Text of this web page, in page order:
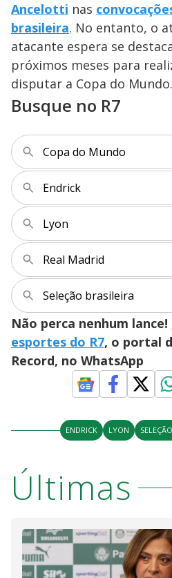
Ancelotti nas
brasileira. No entanto, o
atacante espera se
próximos meses para
disputar a Copa do Mundo.
Busque no R7
Copa do Mundo
Endrick
Lyon
Real Madrid
Seleção brasileira
Não perca nenhum lance!
esportes do R7, o portal
Record, no WhatsApp
ENDRICK LYON
Últimas